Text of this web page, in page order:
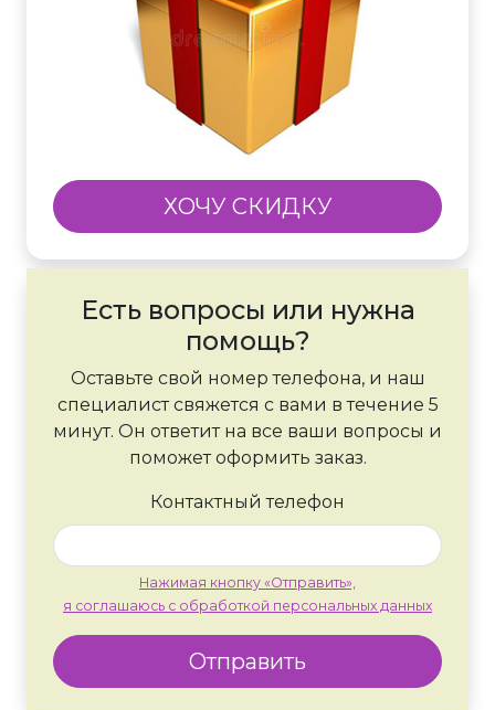
ХОЧУ СКИДКУ
Есть вопросы или нужна
помощь?
Оставьте свой номер телефона, и наш
специалист свяжется с вами в течение 5
минут. Он ответит на все ваши вопросы и
поможет оформить заказ.
Контактный телефон
Нажимая кнопку «Отправить»,
я соглашаюсь с обработкой персональных данных
Отправить